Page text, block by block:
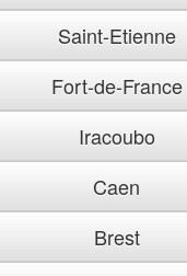
Saint-Etienne
Fort-de-France
Iracoubo
Caen
Brest